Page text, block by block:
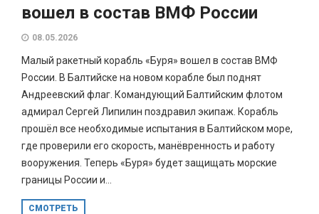
вошел в состав ВМФ России
08.05.2026
Малый ракетный корабль «Буря» вошел в состав ВМФ
России. В Балтийске на новом корабле был поднят
Андреевский флаг. Командующий Балтийским флотом
адмирал Сергей Липилин поздравил экипаж. Корабль
прошёл все необходимые испытания в Балтийском море,
где проверили его скорость, манёвренность и работу
вооружения. Теперь «Буря» будет защищать морские
границы России и...
СМОТРЕТЬ